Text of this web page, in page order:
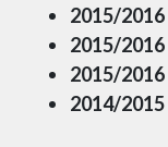
2015/2016
2015/2016
2015/2016
2014/2015